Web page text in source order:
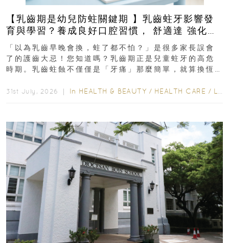
【乳齒期是幼兒防蛀關鍵期 】乳齒蛀牙影響發
育與學習？養成良好口腔習慣， 舒適達 強化琺
瑯質 兒童牙膏防護指南
「以為乳齒早晚會換，蛀了都不怕？」是很多家長誤會
了的護齒大忌！您知道嗎？乳齒期正是兒童蛀牙的高危
時期。乳齒蛀蝕不僅僅是「牙痛」那麼簡單，就算換恆
31st July, 2026 ｜ In HEALTH & BEAUTY / HEALTH CARE / LIFESTYLE